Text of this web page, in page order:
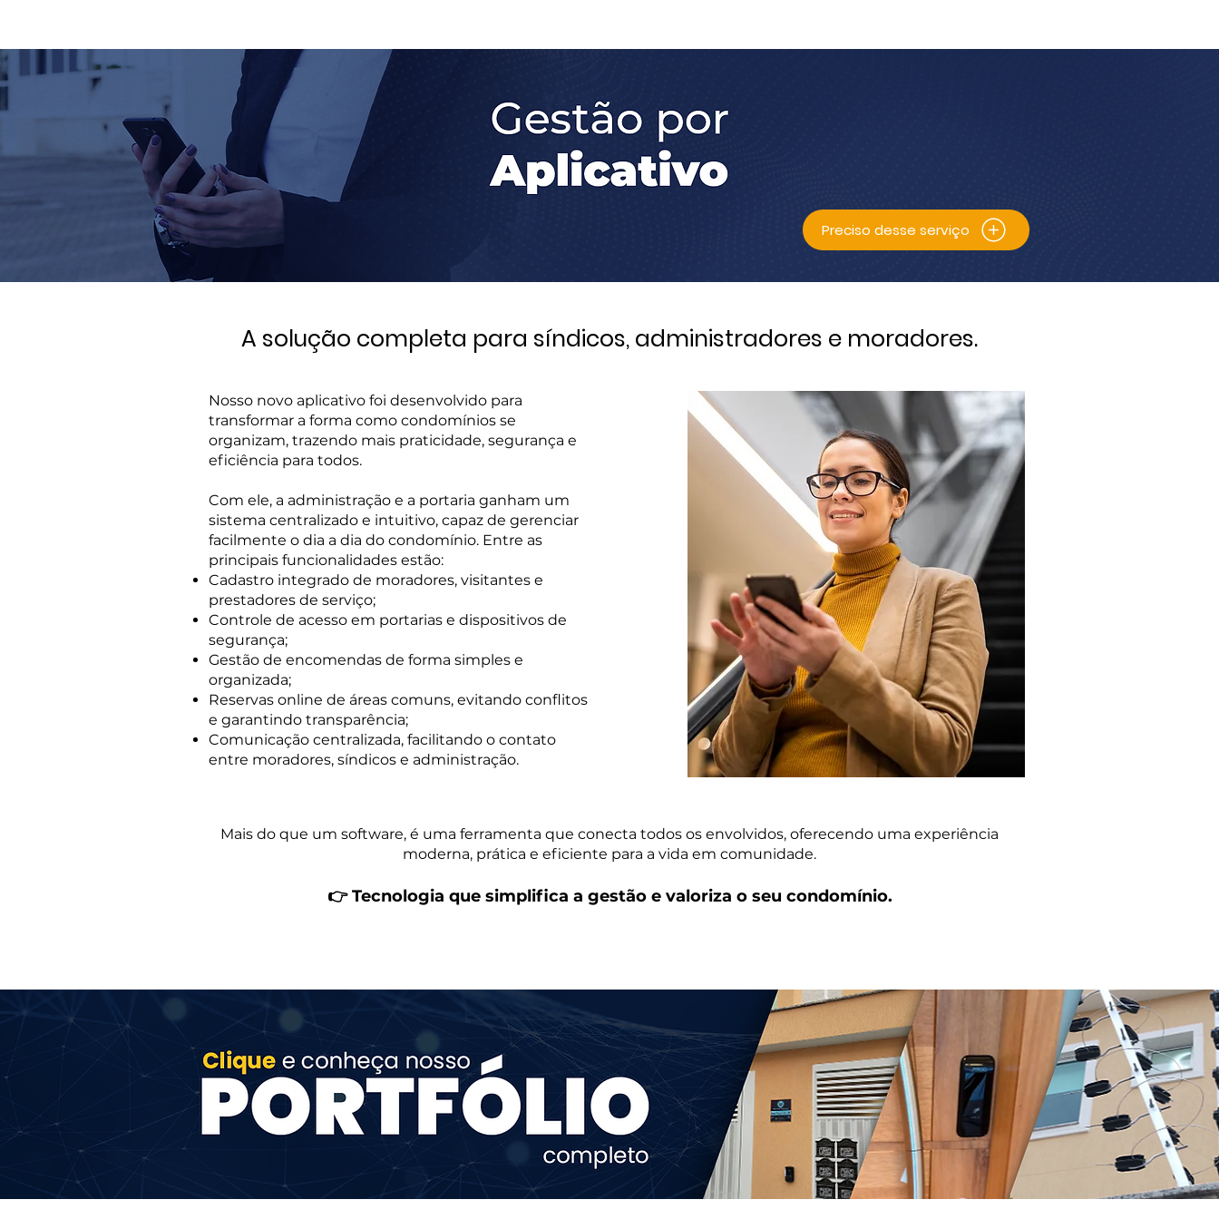
Preciso desse serviço
A solução completa para síndicos, administradores e moradores.
Nosso novo aplicativo foi desenvolvido para
transformar a forma como condomínios se
organizam, trazendo mais praticidade, segurança e
eficiência para todos.
Com ele, a administração e a portaria ganham um
sistema centralizado e intuitivo, capaz de gerenciar
facilmente o dia a dia do condomínio. Entre as
principais funcionalidades estão:
Cadastro integrado de moradores, visitantes e
prestadores de serviço;
Controle de acesso em portarias e dispositivos de
segurança;
Gestão de encomendas de forma simples e
organizada;
Reservas online de áreas comuns, evitando conflitos
e garantindo transparência;
Comunicação centralizada, facilitando o contato
entre moradores, síndicos e administração.
Mais do que um software, é uma ferramenta que conecta todos os envolvidos, oferecendo uma experiência
moderna, prática e eficiente para a vida em comunidade.
👉 Tecnologia que simplifica a gestão e valoriza o seu condomínio.